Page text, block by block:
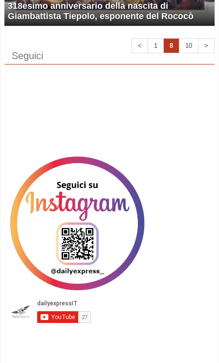
318esimo anniversario della nascita di
Giambattista Tiepolo, esponente del Rococò
< 1 8 10 >
Seguici